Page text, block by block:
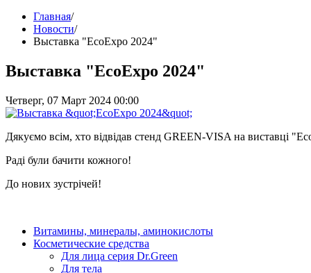
Главная/
Новости/
Выставка "EcoExpo 2024"
Выставка "EcoExpo 2024"
Четверг, 07 Март 2024 00:00
Дякуємо всім, хто відвідав стенд GREEN-VISA на виставці
Раді були бачити кожного!
До нових зустрічей!
Витамины, минералы, аминокислоты
Косметические средства
Для лица серия Dr.Green
Для тела